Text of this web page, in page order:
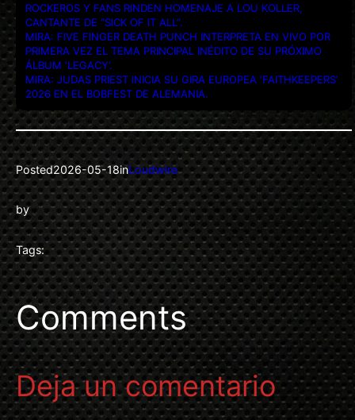
ROCKEROS Y FANS RINDEN HOMENAJE A LOU KOLLER,
CANTANTE DE “SICK OF IT ALL”.
MIRA: FIVE FINGER DEATH PUNCH INTERPRETA EN VIVO POR
PRIMERA VEZ EL TEMA PRINCIPAL INÉDITO DE SU PRÓXIMO
ÁLBUM ‘LEGACY’.
MIRA: JUDAS PRIEST INICIA SU GIRA EUROPEA ‘FAITHKEEPERS’
2026 EN EL BOBFEST DE ALEMANIA.
Posted2026-05-18inLoudwire
by
Tags:
Comments
Deja un comentario